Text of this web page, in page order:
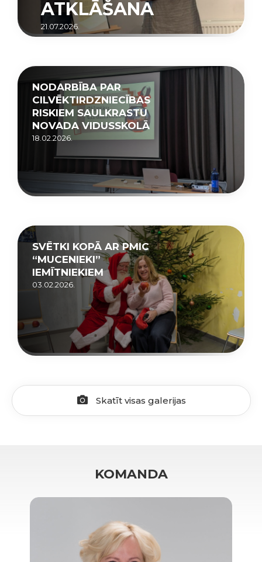
ATKLĀŠANA
21.07.2026.
NODARBĪBA PAR
CILVĒKTIRDZNIECĪBAS
RISKIEM SAULKRASTU
NOVADA VIDUSSKOLĀ
18.02.2026.
SVĒTKI KOPĀ AR PMIC
“MUCENIEKI”
IEMĪTNIEKIEM
03.02.2026.
Skatīt visas galerijas
KOMANDA